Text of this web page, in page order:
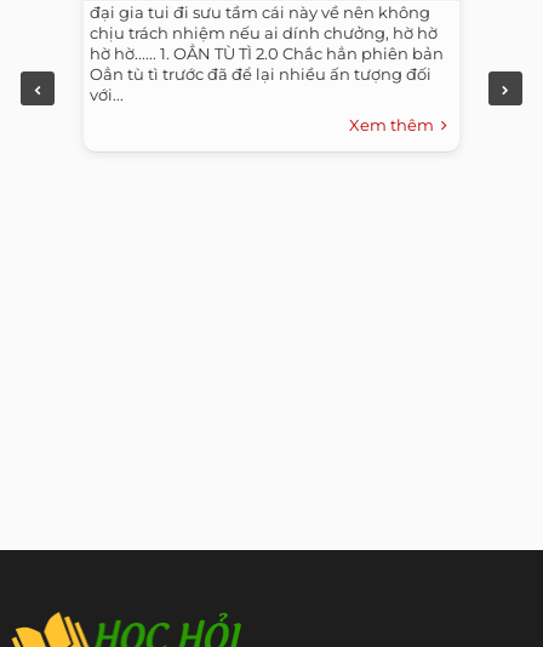
đại gia tui đi sưu tầm cái này về nên không
chịu trách nhiệm nếu ai dính chưởng, hờ hờ
hờ hờ...... 1. OẲN TÙ TÌ 2.0 Chắc hẳn phiên bản
Oẳn tù tì trước đã để lại nhiều ấn tượng đối
với...
Xem thêm